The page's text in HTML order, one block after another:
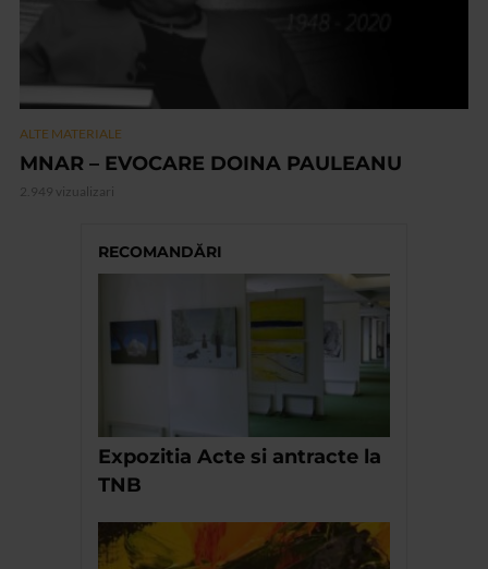
ALTE MATERIALE
MNAR – EVOCARE DOINA PAULEANU
2.949 vizualizari
RECOMANDĂRI
Expozitia Acte si antracte la
TNB